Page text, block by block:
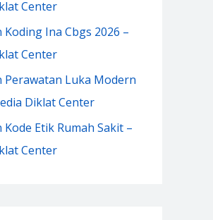
Center
Koding Ina Cbgs 2026 –
Center
Perawatan Luka Modern
Diklat Center
Kode Etik Rumah Sakit –
Center